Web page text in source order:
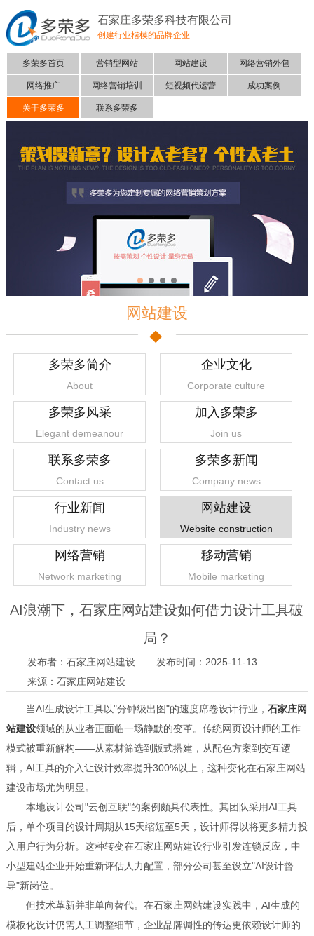
石家庄多荣多科技有限公司
创建行业楷模的品牌企业
多荣多首页 营销型网站 网站建设 网络营销外包
网络推广 网络营销培训 短视频代运营 成功案例
关于多荣多 联系多荣多
网站建设
多荣多简介
About
企业文化
Corporate culture
多荣多风采
Elegant demeanour
加入多荣多
Join us
联系多荣多
Contact us
多荣多新闻
Company news
行业新闻
Industry news
网站建设
Website construction
网络营销
Network marketing
移动营销
Mobile marketing
AI浪潮下，石家庄网站建设如何借力设计工具破
局？
发布者：石家庄网站建设
发布时间：2025-11-13
来源：石家庄网站建设
当AI生成设计工具以"分钟级出图"的速度席卷设计行业， 石家庄网
站建设领域的从业者正面临一场静默的变革。传统网页设计师的工作
模式被重新解构——从素材筛选到版式搭建，从配色方案到交互逻
辑，AI工具的介入让设计效率提升300%以上，这种变化在石家庄网站
建设市场尤为明显。
本地设计公司"云创互联"的案例颇具代表性。其团队采用AI工具
后，单个项目的设计周期从15天缩短至5天，设计师得以将更多精力投
入用户行为分析。这种转变在石家庄网站建设行业引发连锁反应，中
小型建站企业开始重新评估人力配置，部分公司甚至设立"AI设计督
导"新岗位。
但技术革新并非单向替代。在石家庄网站建设实践中，AI生成的
模板化设计仍需人工调整细节，企业品牌调性的传达更依赖设计师的